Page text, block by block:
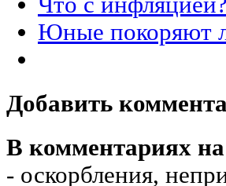
Юные покоряют
Добавить
В комментариях
- оскорбления,